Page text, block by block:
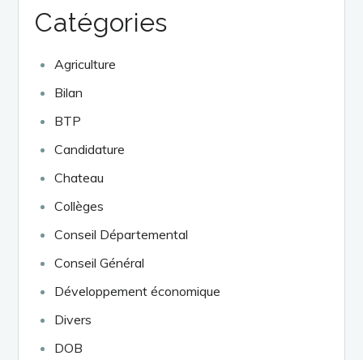
Catégories
Agriculture
Bilan
BTP
Candidature
Chateau
Collèges
Conseil Départemental
Conseil Général
Développement économique
Divers
DOB